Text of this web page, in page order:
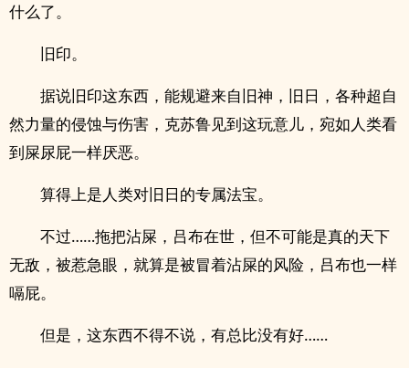
什么了。
旧印。
据说旧印这东西，能规避来自旧神，旧日，各种超自
然力量的侵蚀与伤害，克苏鲁见到这玩意儿，宛如人类看
到屎尿屁一样厌恶。
算得上是人类对旧日的专属法宝。
不过……拖把沾屎，吕布在世，但不可能是真的天下
无敌，被惹急眼，就算是被冒着沾屎的风险，吕布也一样
嗝屁。
但是，这东西不得不说，有总比没有好……